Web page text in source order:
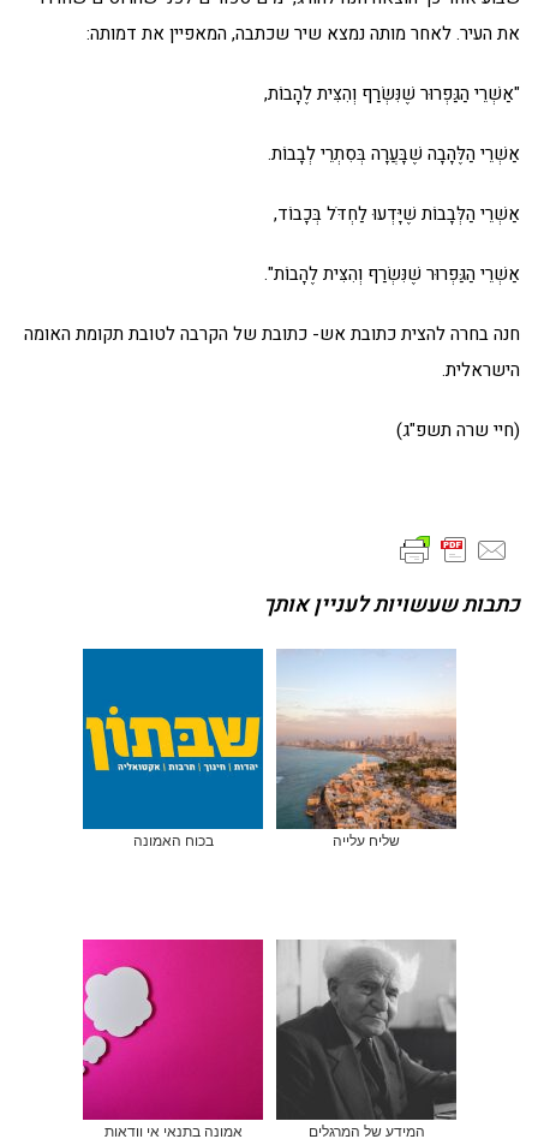
את העיר. לאחר מותה נמצא שיר שכתבה, המאפיין את דמותה:
"אַשְׁרֵי הַגַּפְרוּר שֶׁנִּשְׂרַף וְהִצִּית לֶהָבוֹת,
אַשְׁרֵי הַלֶּהָבָה שֶׁבָּעֲרָה בְּסִתְרֵי לְבָבוֹת.
אַשְׁרֵי הַלְּבָבוֹת שֶׁיָּדְעוּ לַחְדֹּל בְּכָבוֹד,
אַשְׁרֵי הַגַּפְרוּר שֶׁנִּשְׂרַף וְהִצִּית לֶהָבוֹת".
חנה בחרה להצית כתובת אש- כתובת של הקרבה לטובת תקומת האומה
הישראלית.
(חיי שרה תשפ"ג)
כתבות שעשויות לעניין אותך
שליח עלייה בכוח האמונה
המידע של המרגלים אמונה בתנאי אי וודאות